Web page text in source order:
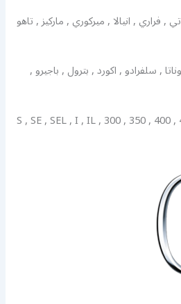
, انيالا , ميركوري , ماركيز , تاهو
, سلفرادو , اكورد , بترول , باجيرو ,
S , SE , SEL , I , IL , 300 , 350 , 400